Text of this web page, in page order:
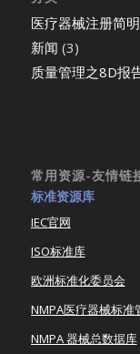
医疗器械注册简
新闻 (3)
质量管理之8D报
常用资源-友情链
标准资源库
IEC官网
ISO标准库
欧洲标准化委员会
NMPA医疗器械标准
NMPA 器械总数据库